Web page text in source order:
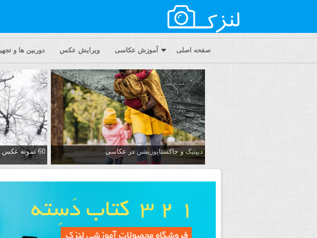
صفحه اصلی آموزش عکاسی ویرایش عکس دوربین ها و
دیپتیک و جاکستا‌پوزیشن در عکاسی 60 نمونه عکس سبک ماکسیمالیسم